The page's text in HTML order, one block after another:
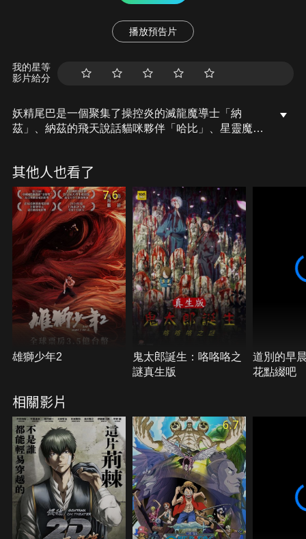
播放預告片
我的星等
影片給分
妖精尾巴是一個聚集了操控炎的滅龍魔導士「納
茲」、納茲的飛天說話貓咪夥伴「哈比」、星靈魔導
項工作，失望的露西在歸途的途中遇到了一位少女以
及一隻不可思議的鳥，少女除了拿在手上的「鳳凰
石」之外失去全部記憶，而這鳳凰石所隱藏的秘密就
竟是……。
其他人也看了
7.6
雄獅少年2
鬼太郎誕生：咯咯咯之
謎真生版
道別的早
花點綴吧
相關影片
6.7